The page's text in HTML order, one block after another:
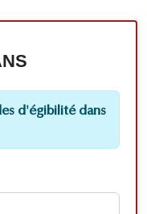
d'égibilité dans